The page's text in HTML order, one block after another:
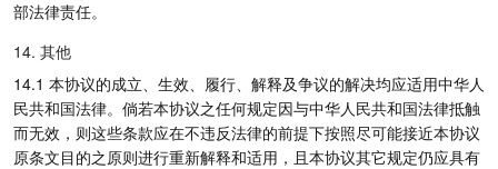
部法律责任。
14. 其他
14.1 本协议的成立、生效、履行、解释及争议的解决均应适用中华人
民共和国法律。倘若本协议之任何规定因与中华人民共和国法律抵触
而无效，则这些条款应在不违反法律的前提下按照尽可能接近本协议
原条文目的之原则进行重新解释和适用，且本协议其它规定仍应具有